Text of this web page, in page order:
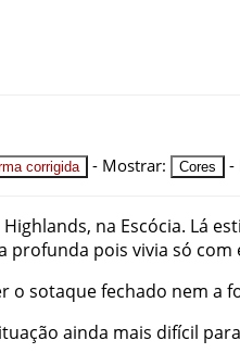
corrigida - Mostrar: Cores -
Highlands, na Escócia. Lá
profunda pois vivia só com
o sotaquefechado nem a
ainda mais difícil para